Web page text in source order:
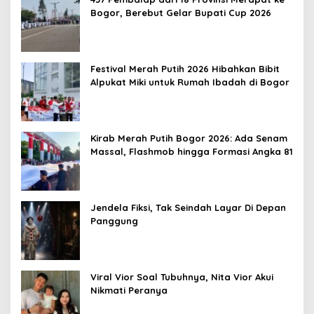
Bogor, Berebut Gelar Bupati Cup 2026
Festival Merah Putih 2026 Hibahkan Bibit
Alpukat Miki untuk Rumah Ibadah di Bogor
Kirab Merah Putih Bogor 2026: Ada Senam
Massal, Flashmob hingga Formasi Angka 81
Jendela Fiksi, Tak Seindah Layar Di Depan
Panggung
Viral Vior Soal Tubuhnya, Nita Vior Akui
Nikmati Peranya